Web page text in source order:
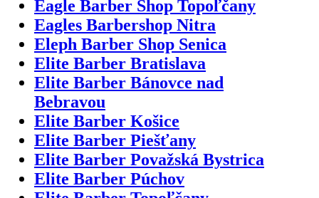
Eagle Barber Shop Topoľčany
Eagles Barbershop Nitra
Eleph Barber Shop Senica
Elite Barber Bratislava
Elite Barber Bánovce nad
Bebravou
Elite Barber Košice
Elite Barber Piešťany
Elite Barber Považská Bystrica
Elite Barber Púchov